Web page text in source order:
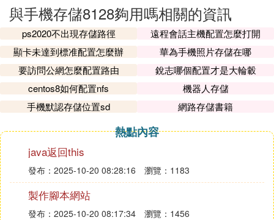
與手機存儲8128夠用嗎相關的資訊
ps2020不出現存儲路徑
遠程會話主機配置怎麼打開
顯卡未達到標准配置怎麼辦
華為手機照片存儲在哪
要訪問公網怎麼配置路由
銳志哪個配置才是大輪轂
centos8如何配置nfs
機器人存儲
手機默認存儲位置sd
網路存儲書籍
熱點內容
java返回this
發布：2025-10-20 08:28:16 瀏覽：1183
製作腳本網站
發布：2025-10-20 08:17:34 瀏覽：1456